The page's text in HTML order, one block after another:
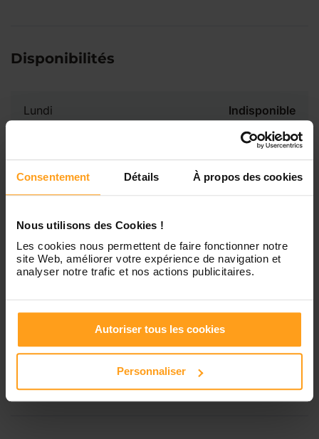
Consentement Détails À propos des cookies
Nous utilisons des Cookies !
Les cookies nous permettent de faire fonctionner notre
site Web, améliorer votre expérience de navigation et
analyser notre trafic et nos actions publicitaires.
Autoriser tous les cookies
Personnaliser
Disponibilités
Lundi Indisponible
Mercredi
Jeudi Disponible de 00:00 à 00:00
Disponible de 00:00 à 00:00
Disponible de 00:00 à 00:00
disponibilités de Margot ?
Contactez-nous